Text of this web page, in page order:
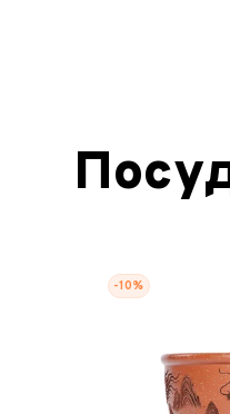
-10%